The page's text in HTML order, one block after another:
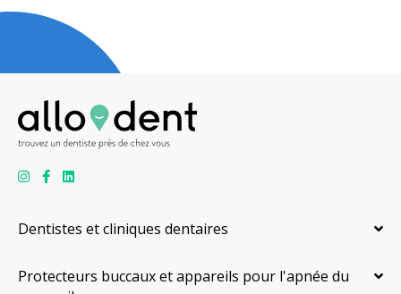
Dentistes et cliniques dentaires
Protecteurs buccaux et appareils pour l'apnée du